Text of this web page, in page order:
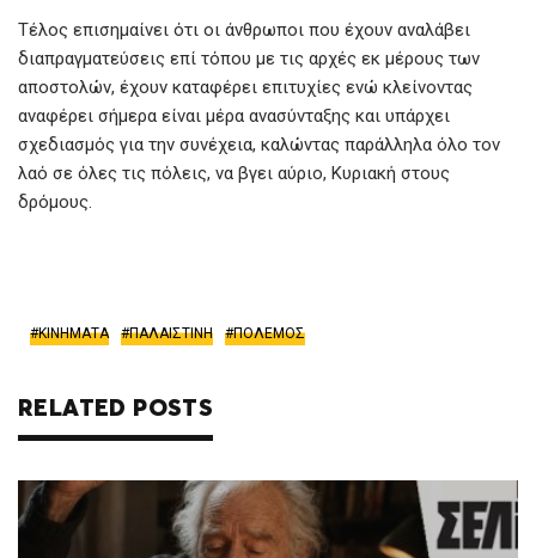
Τέλος επισημαίνει ότι οι άνθρωποι που έχουν αναλάβει
διαπραγματεύσεις επί τόπου με τις αρχές εκ μέρους των
αποστολών, έχουν καταφέρει επιτυχίες ενώ κλείνοντας
αναφέρει σήμερα είναι μέρα ανασύνταξης και υπάρχει
σχεδιασμός για την συνέχεια, καλώντας παράλληλα όλο τον
λαό σε όλες τις πόλεις, να βγει αύριο, Κυριακή στους
δρόμους.
ΚΙΝΗΜΑΤΑ ΠΑΛΑΙΣΤΙΝΗ ΠΟΛΕΜΟΣ
RELATED POSTS